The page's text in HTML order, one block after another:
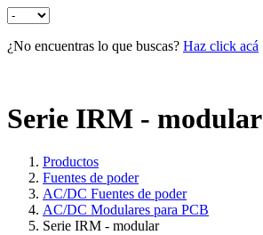
¿No encuentras lo que buscas? Haz click acá
Serie IRM - modular
Productos
Fuentes de poder
AC/DC Fuentes de poder
AC/DC Modulares para PCB
Serie IRM - modular